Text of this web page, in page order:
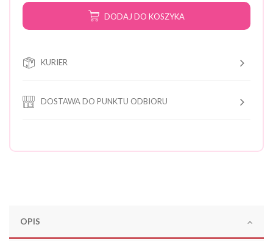
DODAJ DO KOSZYKA
KURIER
DOSTAWA DO PUNKTU ODBIORU
OPIS